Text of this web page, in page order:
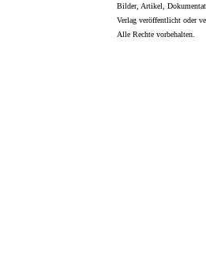
Bilder, Artikel,
Verlag veröffentlicht oder
Alle Rechte vorbehalten.